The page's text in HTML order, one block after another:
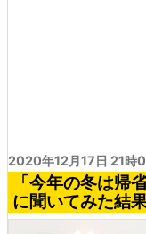
2020年12月17日 21時
「今年の冬は帰
に聞いてみた結